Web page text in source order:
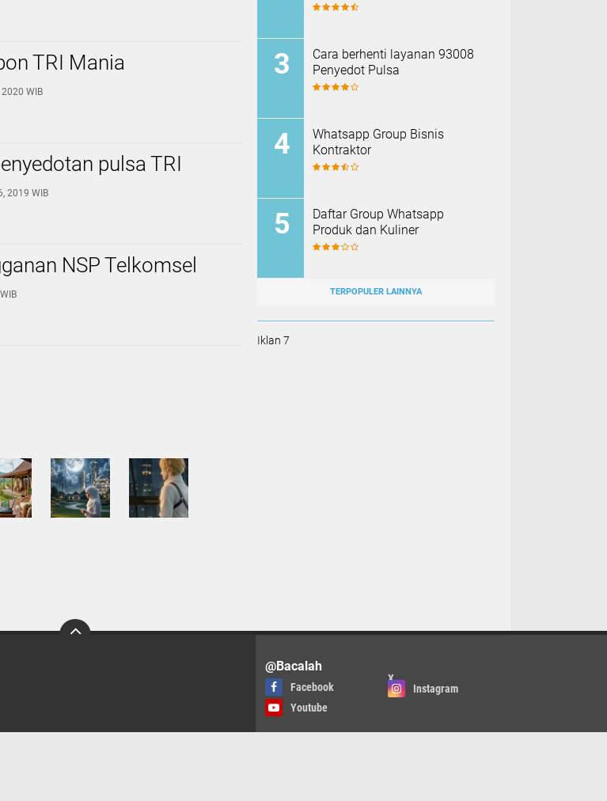
TRI Mania
2020 WIB
pulsa TRI
2019 WIB
NSP Telkomsel
Cara berhenti layanan 93008
Penyedot Pulsa
Whatsapp Group Bisnis
Kontraktor
Daftar Group Whatsapp
Produk dan Kuliner
TERPOPULER LAINNYA
Iklan 7
@Bacalah
Facebook
X
Instagram
Youtube